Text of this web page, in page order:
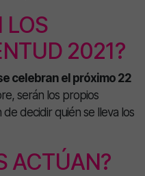
LOS
2021?
celebran el próximo 22
serán los propios
decidir quién se lleva los
ACTÚAN?